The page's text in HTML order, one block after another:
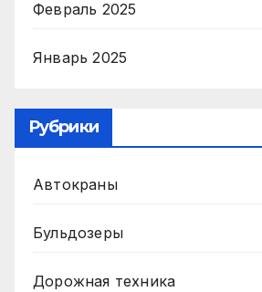
Февраль 2025
Январь 2025
Рубрики
Автокраны
Бульдозеры
Дорожная техника